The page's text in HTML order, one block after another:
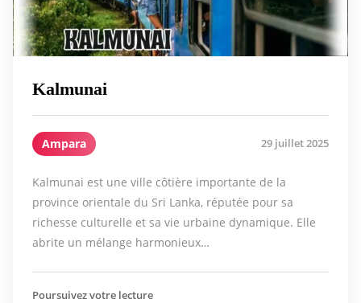
Kalmunai
Ampara 29 juillet 2025
Kalmunai est une ville côtière importante de la
province orientale du Sri Lanka, réputée pour sa
richesse culturelle et sa vie urbaine dynamique. Elle
abrite un mélange harmonieux…
Poursuivez votre lecture